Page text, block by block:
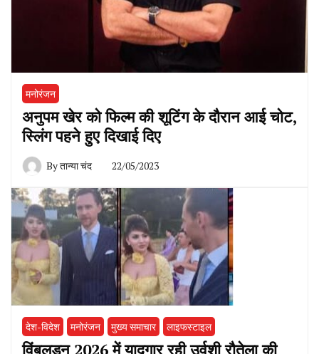
मनोरंजन
अनुपम खेर को‌ फिल्म की शूटिंग के दौरान आई चोट,
स्लिंग पहने हुए दिखाई दिए
Byतान्या चंद 22/05/2023
देश-विदेश मनोरंजन मुख्य समाचार लाइफस्टाइल
विंबलडन 2026 में यादगार रही उर्वशी रौतेला की